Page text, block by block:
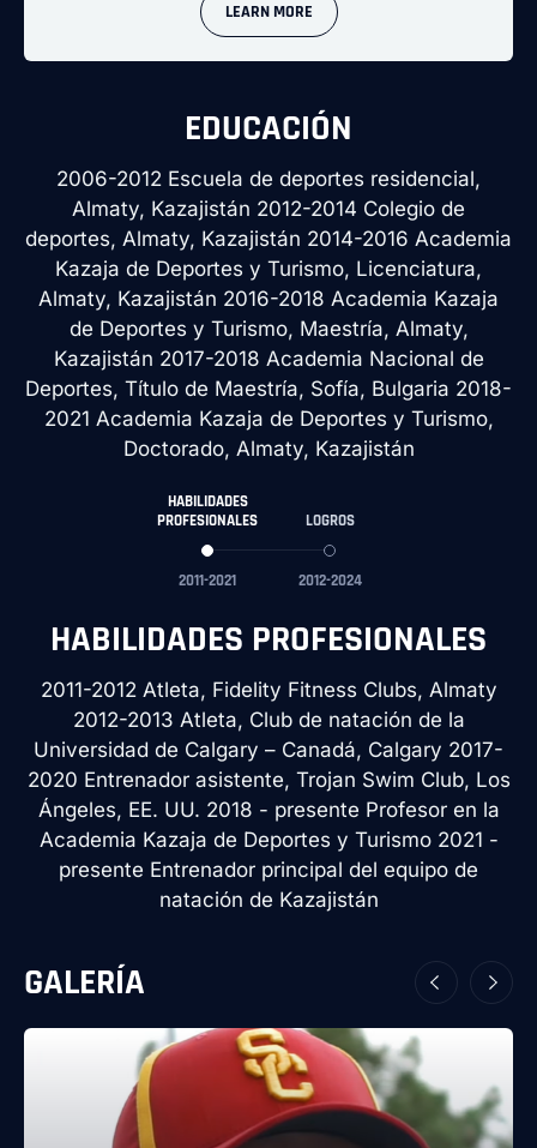
LEARN MORE
EDUCACIÓN
2006-2012 Escuela de deportes residencial,
Almaty, Kazajistán 2012-2014 Colegio de
deportes, Almaty, Kazajistán 2014-2016 Academia
Kazaja de Deportes y Turismo, Licenciatura,
Almaty, Kazajistán 2016-2018 Academia Kazaja
de Deportes y Turismo, Maestría, Almaty,
Kazajistán 2017-2018 Academia Nacional de
Deportes, Título de Maestría, Sofía, Bulgaria 2018-
2021 Academia Kazaja de Deportes y Turismo,
Doctorado, Almaty, Kazajistán
HABILIDADES
PROFESIONALES
2011-2021
LOGROS
2012-2024
HABILIDADES PROFESIONALES
2011-2012 Atleta, Fidelity Fitness Clubs, Almaty
2012-2013 Atleta, Club de natación de la
Universidad de Calgary – Canadá, Calgary 2017-
2020 Entrenador asistente, Trojan Swim Club, Los
Ángeles, EE. UU. 2018 - presente Profesor en la
Academia Kazaja de Deportes y Turismo 2021 -
presente Entrenador principal del equipo de
natación de Kazajistán
GALERÍA